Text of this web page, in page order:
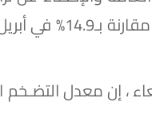
المصرية إلى